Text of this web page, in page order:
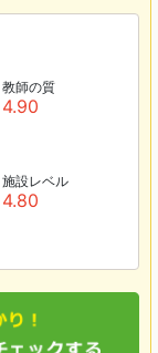
教師の質
4.90
施設レベル
4.80